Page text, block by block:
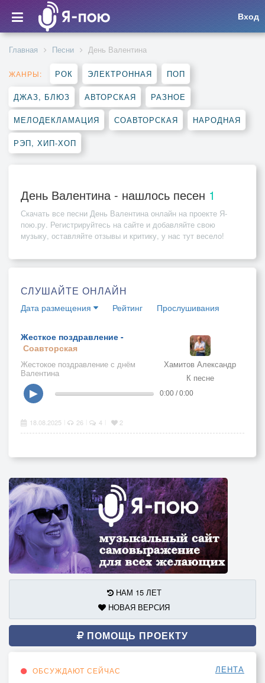
Вход
Главная Песни День Валентина
ЖАНРЫ: РОК ЭЛЕКТРОННАЯ ПОП
ДЖАЗ, БЛЮЗ АВТОРСКАЯ РАЗНОЕ
МЕЛОДЕКЛАМАЦИЯ СОАВТОРСКАЯ НАРОДНАЯ
РЭП, ХИП-ХОП
День Валентина - нашлось песен 1
Скачать все песни День Валентина онлайн на проекте Я-
пою.ру. Регистрируйтесь на сайте и добавляйте свою
музыку, оставляйте отзывы и критику, у нас тут весело!
СЛУШАЙТЕ ОНЛАЙН
Дата размещения Рейтинг Прослушивания
Жесткое поздравление -
Соавторская
Жестокое поздравление с днём
Валентина
Хамитов Александр
К песне
▶ 0:00 / 0:00
18.08.2025 26 4 2
НАМ 15 ЛЕТ
НОВАЯ ВЕРСИЯ
ПОМОЩЬ ПРОЕКТУ
ОБСУЖДАЮТ СЕЙЧАС ЛЕНТА